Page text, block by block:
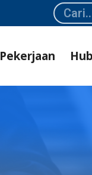
Search:
Pekerjaan